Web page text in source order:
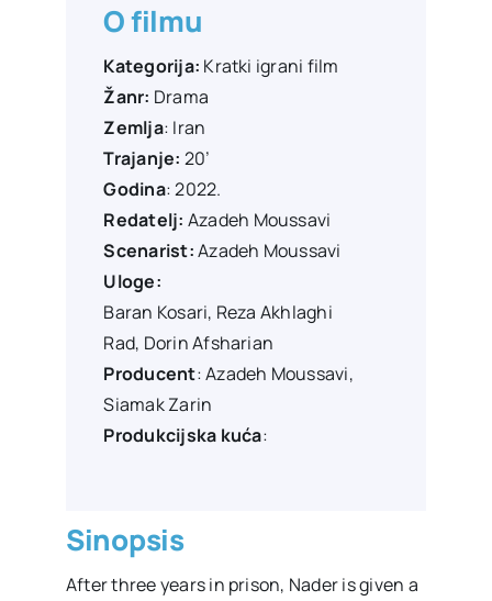
O filmu
Kategorija: Kratki igrani film
Žanr: Drama
Zemlja: Iran
Trajanje: 20’
Godina: 2022.
Redatelj: Azadeh Moussavi
Scenarist:Azadeh Moussavi
Uloge:
Baran Kosari, Reza Akhlaghi
Rad, Dorin Afsharian
Producent:Azadeh Moussavi,
Siamak Zarin
Produkcijska kuća:
Sinopsis
After three years in prison, Nader is given a